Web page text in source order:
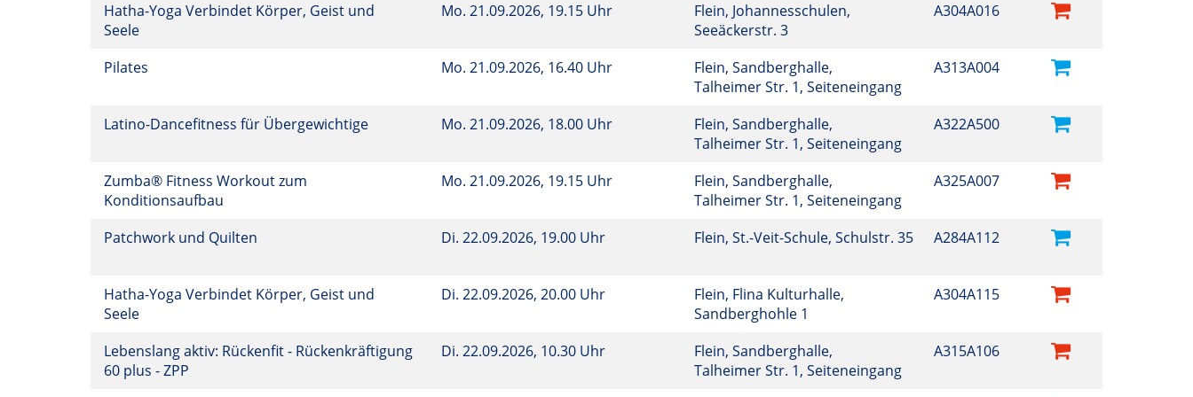
Hatha-Yoga Verbindet Körper, Geist und
Seele
Mo. 21.09.2026, 19.15 Uhr
Flein, Johannesschulen,
Seeäckerstr. 3
A304A016
Pilates Mo. 21.09.2026, 16.40 Uhr
Flein, Sandberghalle,
Talheimer Str. 1, Seiteneingang
A313A004
Latino-Dancefitness für Übergewichtige Mo. 21.09.2026, 18.00 Uhr
Flein, Sandberghalle,
Talheimer Str. 1, Seiteneingang
A322A500
Zumba® Fitness Workout zum
Konditionsaufbau
Mo. 21.09.2026, 19.15 Uhr
Flein, Sandberghalle,
Talheimer Str. 1, Seiteneingang
A325A007
Patchwork und Quilten Di. 22.09.2026, 19.00 Uhr Flein, St.-Veit-Schule, Schulstr. 35 A284A112
Hatha-Yoga Verbindet Körper, Geist und
Seele
Di. 22.09.2026, 20.00 Uhr
Flein, Flina Kulturhalle,
Sandberghohle 1
A304A115
Lebenslang aktiv: Rückenfit - Rückenkräftigung
60 plus - ZPP
Di. 22.09.2026, 10.30 Uhr
Flein, Sandberghalle,
Talheimer Str. 1, Seiteneingang
A315A106